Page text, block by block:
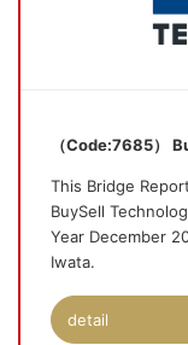
（Code:7685）
This Bridge
BuySell
Year December
Iwata.
detail